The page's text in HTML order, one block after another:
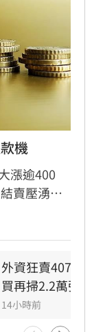
機
漲逾400
賣壓湧
點，
航則獲外資
壓力區拉
向與資金
將成為影響
外資狂賣407億
買再掃2.2萬張
14小時前